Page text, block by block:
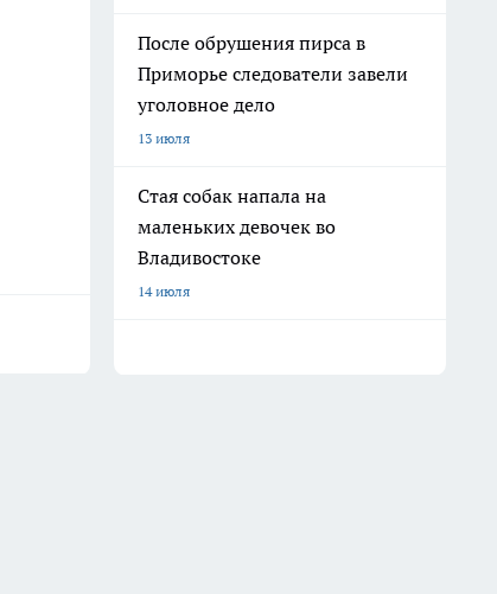
После обрушения пирса в
Приморье следователи завели
уголовное дело
13 июля
Стая собак напала на
маленьких девочек во
Владивостоке
14 июля